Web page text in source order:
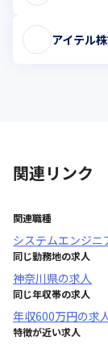
アイテル
関連リンク
関連職種
システムエンジニ
同じ勤務地の求人
神奈川県の求人
同じ年収帯の求人
年収600万円の求
特徴が近い求人